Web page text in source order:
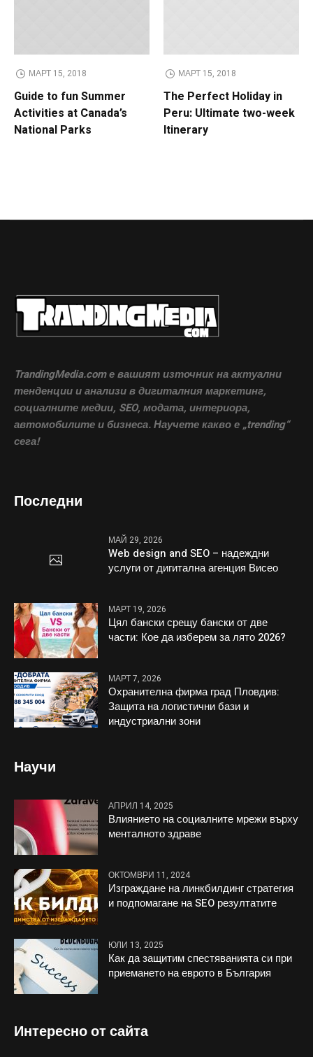
МАРТ 15, 2018
Guide to fun Summer
Activities at Canada’s
National Parks
МАРТ 15, 2018
The Perfect Holiday in
Peru: Ultimate two-week
Itinerary
TrandingMedia.com е вашият източник на актуални
тенденции и анализи в дигиталния маркетинг,
социалните медии, SEO, модата, интериора,
автомобилите и бизнеса. Научете какво е „trending“
сега!
Последни
МАЙ 29, 2026
Web design and SEO – надеждни
услуги от дигитална агенция Висео
МАРТ 19, 2026
Цял бански срещу бански от две
части: Кое да изберем за лято 2026?
МАРТ 7, 2026
Охранителна фирма град Пловдив:
Защита на логистични бази и
индустриални зони
Научи
АПРИЛ 14, 2025
Влиянието на социалните мрежи върху
менталното здраве
ОКТОМВРИ 11, 2024
Изграждане на линкбилдинг стратегия
и подпомагане на SEO резултатите
ЮЛИ 13, 2025
Как да защитим спестяванията си при
приемането на еврото в България
Интересно от сайта